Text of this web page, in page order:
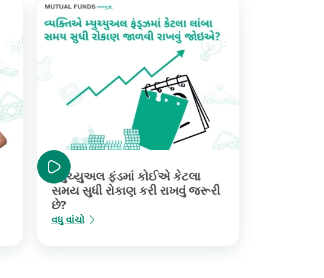
મ્યુચ્યુઅલ ફંડમાં કોઈએ કેટલા
સમય સુધી રોકાણ કરી રાખવું જરૂરી
છે?
વધુ વાંચો